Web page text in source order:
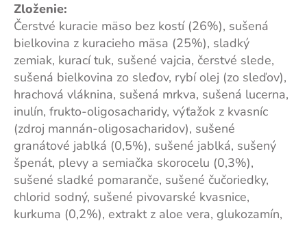
Zloženie:
Čerstvé kuracie mäso bez kostí (26%), sušená
bielkovina z kuracieho mäsa (25%), sladký
zemiak, kurací tuk, sušené vajcia, čerstvé slede,
sušená bielkovina zo sleďov, rybí olej (zo sleďov),
hrachová vláknina, sušená mrkva, sušená lucerna,
inulín, frukto-oligosacharidy, výťažok z kvasníc
(zdroj mannán-oligosacharidov), sušené
granátové jablká (0,5%), sušené jablká, sušený
špenát, plevy a semiačka skorocelu (0,3%),
sušené sladké pomaranče, sušené čučoriedky,
chlorid sodný, sušené pivovarské kvasnice,
kurkuma (0,2%), extrakt z aloe vera, glukozamín,